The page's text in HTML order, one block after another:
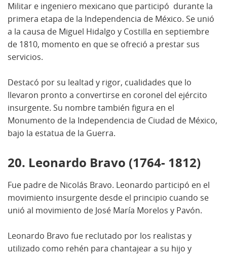
Militar e ingeniero mexicano que participó durante la
primera etapa de la Independencia de México. Se unió
a la causa de Miguel Hidalgo y Costilla en septiembre
de 1810, momento en que se ofreció a prestar sus
servicios.
Destacó por su lealtad y rigor, cualidades que lo
llevaron pronto a convertirse en coronel del ejército
insurgente. Su nombre también figura en el
Monumento de la Independencia de Ciudad de México,
bajo la estatua de la Guerra.
20. Leonardo Bravo (1764- 1812)
Fue padre de Nicolás Bravo. Leonardo participó en el
movimiento insurgente desde el principio cuando se
unió al movimiento de José María Morelos y Pavón.
Leonardo Bravo fue reclutado por los realistas y
utilizado como rehén para chantajear a su hijo y